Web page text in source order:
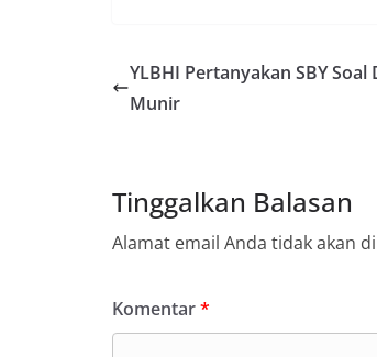
YLBHI Pertanyakan SBY Soal
Munir
Tinggalkan Balasan
Alamat email Anda tidak akan
Komentar*